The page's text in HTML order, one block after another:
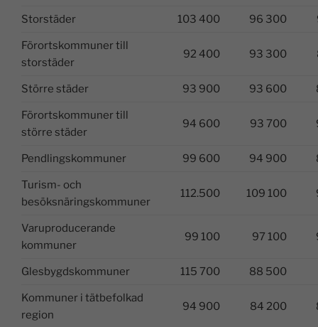
Storstäder 103 400 96 300
Förortskommuner till
storstäder
92 400 93 300
Större städer 93 900 93 600
Förortskommuner till
större städer
94 600 93 700
Pendlingskommuner 99 600 94 900
Turism- och
besöksnäringskommuner
112.500 109 100
Varuproducerande
kommuner
99 100 97 100
Glesbygdskommuner 115 700 88 500
Kommuner i tätbefolkad
region
94 900 84 200